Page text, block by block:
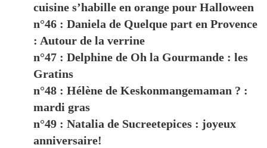
cuisine s’habille en orange pour Halloween
n°46 : Daniela de Quelque part en Provence
: Autour de la verrine
n°47 : Delphine de Oh la Gourmande : les
Gratins
n°48 : Hélène de Keskonmangemaman ? :
mardi gras
n°49 : Natalia de Sucreetepices : joyeux
anniversaire!